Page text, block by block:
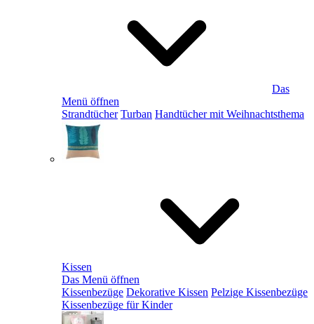
Das
Menü öffnen
Strandtücher Turban Handtücher mit Weihnachtsthema
Kissen
Das Menü öffnen
Kissenbezüge Dekorative Kissen Pelzige Kissenbezüge
Kissenbezüge für Kinder